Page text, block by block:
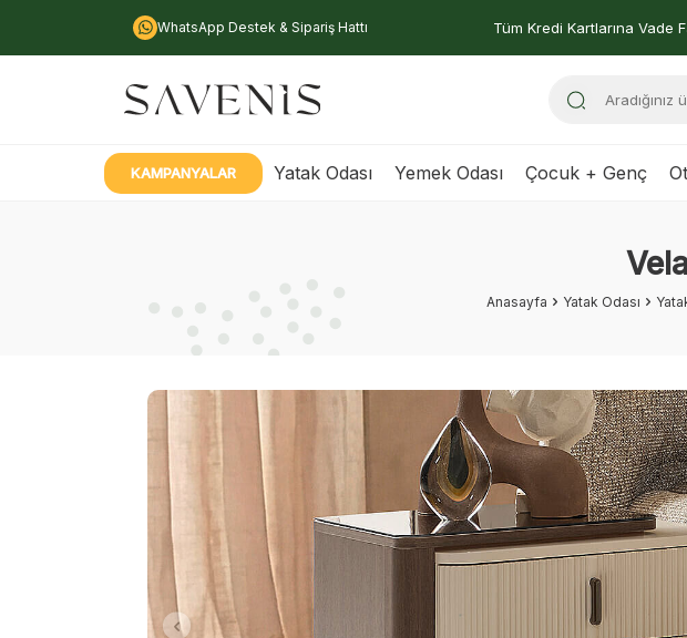
WhatsApp Destek & Sipariş Hattı Tüm Kredi Kartlarına Vade
KAMPANYALAR Yatak Odası Yemek Odası Çocuk + Genç
Anasayfa Yatak Odası